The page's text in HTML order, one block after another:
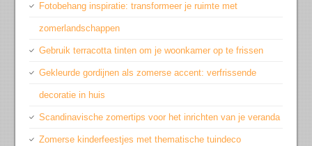
Fotobehang inspiratie: transformeer je ruimte met
zomerlandschappen
Gebruik terracotta tinten om je woonkamer op te frissen
Gekleurde gordijnen als zomerse accent: verfrissende
decoratie in huis
Scandinavische zomertips voor het inrichten van je veranda
Zomerse kinderfeestjes met thematische tuindeco